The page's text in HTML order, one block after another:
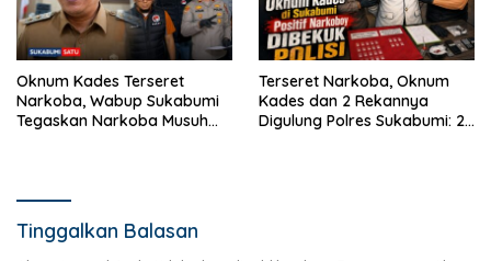
Oknum Kades Terseret
Narkoba, Wabup Sukabumi
Tegaskan Narkoba Musuh
Terseret Narkoba, Oknum
Kades dan 2 Rekannya
Digulung Polres Sukabumi: 28
Tinggalkan Balasan